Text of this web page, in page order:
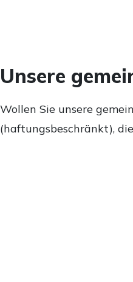
Unsere
Wollen Sie unsere
(haftungsbeschränkt),